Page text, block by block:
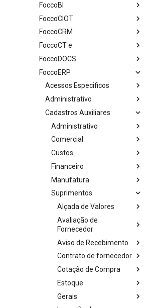
FoccoBI
FoccoCIOT
FoccoCRM
FoccoCT e
FoccoDOCS
FoccoERP
Acessos Especificos
Administrativo
Cadastros Auxiliares
Administrativo
Comercial
Custos
Financeiro
Manufatura
Suprimentos
Alçada de Valores
Avaliação de
Fornecedor
Aviso de Recebimento
Contrato de fornecedor
Cotação de Compra
Estoque
Gerais